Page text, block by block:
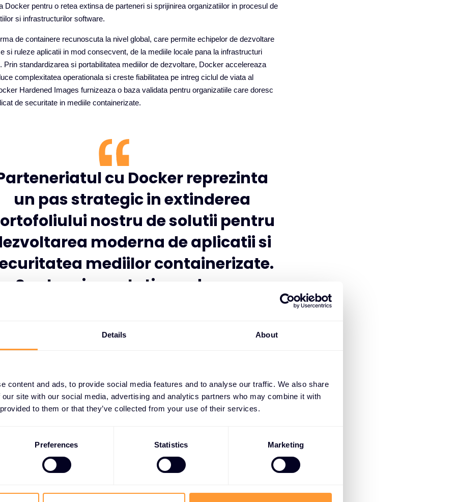
Details About
content and ads, to provide social media features and to analyse our traffic. We also share
site with our social media, advertising and analytics partners who may combine it with
to them or that they’ve collected from your use of their services.
Preferences Statistics Marketing
Docker pentru o retea extinsa de parteneri si sprijinirea organizatiilor in procesul de
si infrastructurilor software.
de containere recunoscuta la nivel global, care permite echipelor de dezvoltare
si ruleze aplicatii in mod consecvent, de la mediile locale pana la infrastructuri
Prin standardizarea si portabilitatea mediilor de dezvoltare, Docker accelereaza
complexitatea operationala si creste fiabilitatea pe intreg ciclul de viata al
Hardened Images furnizeaza o baza validata pentru organizatiile care doresc
de securitate in mediile containerizate.
cu Docker reprezinta
un pas strategic in extinderea
nostru de solutii pentru
moderna de aplicatii si
mediilor containerizate.
Suntem incantati sa aducem
partenerii nostri din Central Region
si sa le oferim suportul necesar
complexe ale clientilor